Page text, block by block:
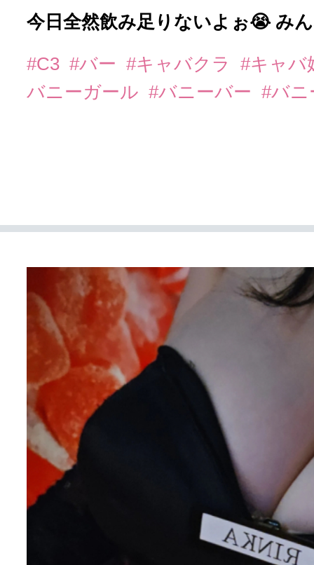
今日全然飲み足りないよぉ😭 み
#C3 #バー #キャバクラ
#キャバ
バニーガール #バニーバー #バ